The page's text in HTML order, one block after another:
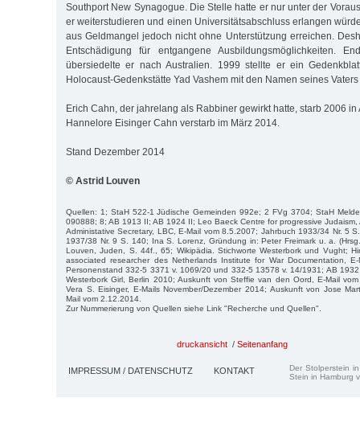
Southport New Synagogue. Die Stelle hatte er nur unter der
er weiterstudieren und einen Universitätsabschluss erlangen
aus Geldmangel jedoch nicht ohne Unterstützung erreichen.
Entschädigung für entgangene Ausbildungsmöglichkeiten.
übersiedelte er nach Australien. 1999 stellte er ein
Holocaust-Gedenkstätte Yad Vashem mit den Namen seines
Erich Cahn, der jahrelang als Rabbiner gewirkt hatte, starb 2006 in
Hannelore Eisinger Cahn verstarb im März 2014.
Stand Dezember 2014
© Astrid Louven
Quellen: 1; StaH 522-1 Jüdische Gemeinden 992e; 2 FVg 3704; StaH
090888; 8; AB 1913 II; AB 1924 II; Leo Baeck Centre for progressive
Administative Secretary, LBC, E-Mail vom 8.5.2007; Jahrbuch 1933/34 Nr. 5
1937/38 Nr. 9 S. 140; Ina S. Lorenz, Gründung in: Peter Freimark u. a.
Louven, Juden, S. 44f., 65; Wikipädia. Stichworte Westerbork und Vught;
associated researcher des Netherlands Institute for War Documentation,
Personenstand 332-5 3371 v. 1069/20 und 332-5 13578 v. 14/1931; AB
Westerbork Girl, Berlin 2010; Auskunft von Steffie van den Oord, E-Mail
Vera S. Eisinger, E-Mails November/Dezember 2014; Auskunft von Jose
Mail vom 2.12.2014.
Zur Nummerierung von Quellen siehe Link "Recherche und Quellen".
druckansicht / Seitenanfang
IMPRESSUM / DATENSCHUTZ KONTAKT
Der Stolperstein
Stein in Hamburg